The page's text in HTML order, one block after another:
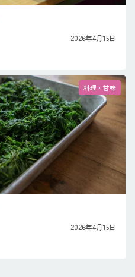
2026年4月15日
料理・甘味
2026年4月15日